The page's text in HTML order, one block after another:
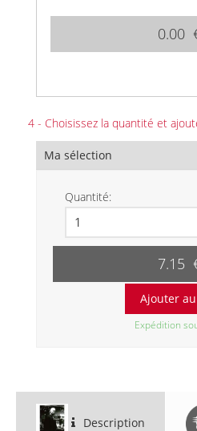
0.00
4 - Choisissez la quantité et
Ma sélection
Quantité:
7.15
Expédition
Description